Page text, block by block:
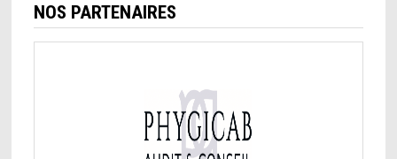
NOS PARTENAIRES